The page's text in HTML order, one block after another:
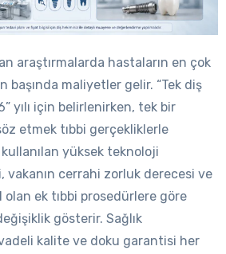
araştırmalarda hastaların en çok
başında maliyetler gelir. “Tek diş
yılı için belirlenirken, tek bir
etmek tıbbi gerçekliklerle
yüksek teknoloji
vakanın cerrahi zorluk derecesi ve
ek tıbbi prosedürlere göre
gösterir. Sağlık
kalite ve doku garantisi her